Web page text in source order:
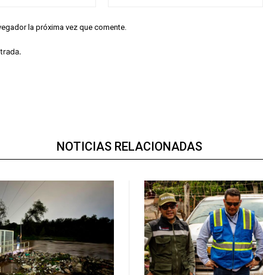
la próxima vez que comente.
NOTICIAS RELACIONADAS